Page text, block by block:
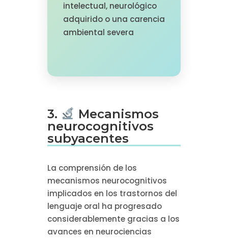
intelectual, neurológico
adquirido o una carencia
ambiental severa
3.
Mecanismos
neurocognitivos
subyacentes
La comprensión de los
mecanismos neurocognitivos
implicados en los trastornos del
lenguaje oral ha progresado
considerablemente gracias a los
avances en neurociencias